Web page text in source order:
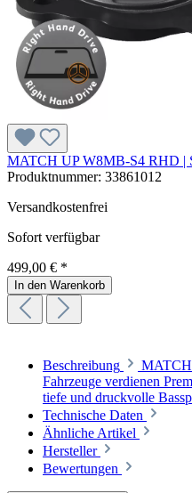
MATCH UP W8MB-S4 RHD |
Produktnummer: 33861012
Versandkostenfrei
Sofort verfügbar
499,00 € *
In den Warenkorb
Beschreibung
Fahrzeuge verdienen
tiefe und druckvolle
Technische Daten
Ähnliche Artikel
Hersteller
Bewertungen